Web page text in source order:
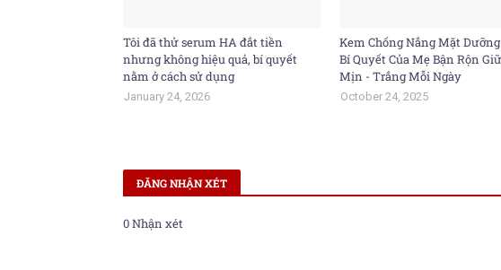
Tôi đã thử serum HA đắt tiền
nhưng không hiệu quả, bí quyết
nằm ở cách sử dụng
January 24, 2026
Kem Chống Nắng Mặt
Bí Quyết Của Mẹ Bận Rộn
Mịn - Trắng Mỗi Ngày
October 24, 2025
ĐĂNG NHẬN XÉT
0 Nhận xét